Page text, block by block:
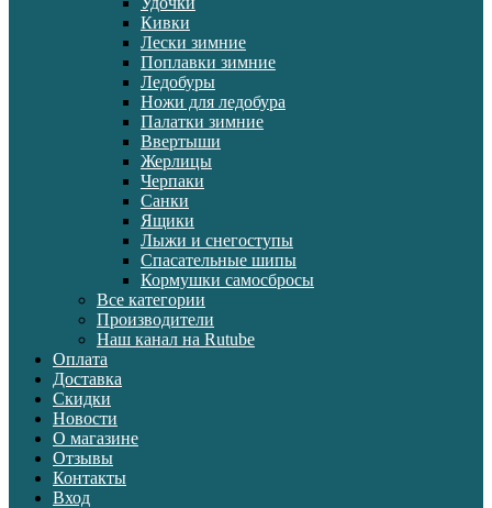
Кивки
Лески зимние
Поплавки зимние
Ледобуры
Ножи для ледобура
Палатки зимние
Ввертыши
Жерлицы
Черпаки
Санки
Ящики
Лыжи и снегоступы
Спасательные шипы
Кормушки самосбросы
Все категории
Производители
Наш канал на Rutube
Оплата
Доставка
Скидки
Новости
О магазине
Отзывы
Контакты
Вход